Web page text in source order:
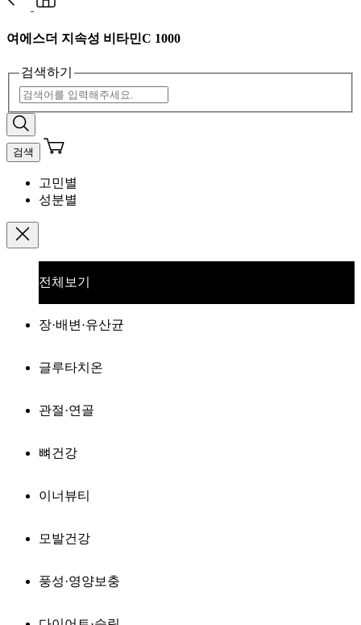
여에스더 지속성 비타민C 1000
검색하기
검색
고민별
성분별
전체보기
장·배변·유산균
글루타치온
관절·연골
뼈건강
이너뷰티
모발건강
풍성·영양보충